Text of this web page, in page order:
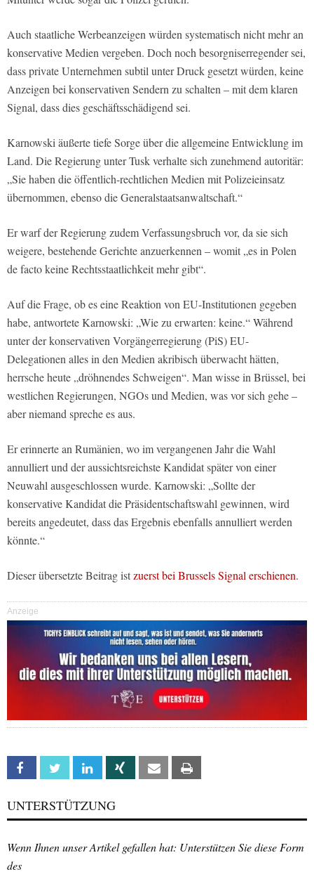
Auch staatliche Werbeanzeigen würden systematisch nicht mehr an
konservative Medien vergeben. Doch noch besorgniserregender sei,
dass private Unternehmen subtil unter Druck gesetzt würden, keine
Anzeigen bei konservativen Sendern zu schalten – mit dem klaren
Signal, dass dies geschäftsschädigend sei.
Karnowski äußerte tiefe Sorge über die allgemeine Entwicklung im
Land. Die Regierung unter Tusk verhalte sich zunehmend autoritär:
„Sie haben die öffentlich-rechtlichen Medien mit Polizeieinsatz
übernommen, ebenso die Generalstaatsanwaltschaft.“
Er warf der Regierung zudem Verfassungsbruch vor, da sie sich
weigere, bestehende Gerichte anzuerkennen – womit „es in Polen
de facto keine Rechtsstaatlichkeit mehr gibt“.
Auf die Frage, ob es eine Reaktion von EU-Institutionen gegeben
habe, antwortete Karnowski: „Wie zu erwarten: keine.“ Während
unter der konservativen Vorgängerregierung (PiS) EU-
Delegationen alles in den Medien akribisch überwacht hätten,
herrsche heute „dröhnendes Schweigen“. Man wisse in Brüssel, bei
westlichen Regierungen, NGOs und Medien, was vor sich gehe –
aber niemand spreche es aus.
Er erinnerte an Rumänien, wo im vergangenen Jahr die Wahl
annulliert und der aussichtsreichste Kandidat später von einer
Neuwahl ausgeschlossen wurde. Karnowski: „Sollte der
konservative Kandidat die Präsidentschaftswahl gewinnen, wird
bereits angedeutet, dass das Ergebnis ebenfalls annulliert werden
könnte.“
Dieser übersetzte Beitrag istzuerst bei Brussels Signal erschienen.
Anzeige
Facebook Twitter Linkedin Xing Email
UNTERSTÜTZUNG
Wenn Ihnen unser Artikel gefallen hat: Unterstützen Sie diese Form
des